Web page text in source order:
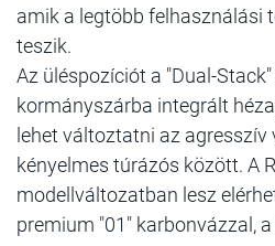
amik a legtöbb felhasználási
teszik.
Az üléspozíciót a "Dual-
kormányszárba integrált
lehet változtatni az agresszív
kényelmes túrázós között. A
modellváltozatban lesz
premium "01" karbonvázzal,